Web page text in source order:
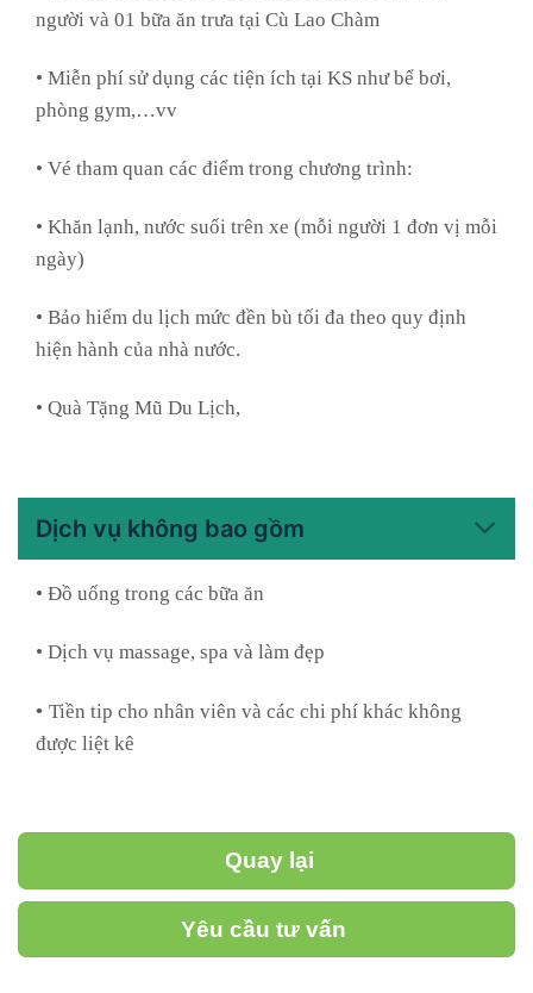
người và 01 bữa ăn trưa tại Cù Lao Chàm
• Miễn phí sử dụng các tiện ích tại KS như bể bơi,
phòng gym,…vv
• Vé tham quan các điểm trong chương trình:
• Khăn lạnh, nước suối trên xe (mỗi người 1 đơn vị mỗi
ngày)
• Bảo hiểm du lịch mức đền bù tối đa theo quy định
hiện hành của nhà nước.
• Quà Tặng Mũ Du Lịch,
Dịch vụ không bao gồm
• Đồ uống trong các bữa ăn
• Dịch vụ massage, spa và làm đẹp
• Tiền tip cho nhân viên và các chi phí khác không
được liệt kê
Quay lại
Yêu cầu tư vấn